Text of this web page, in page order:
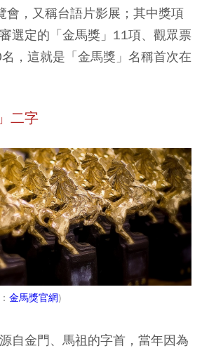
會，又稱台語片影展；其中獎項
選定的「金馬獎」11項、觀眾票
，這就是「金馬獎」名稱首次在
二字
金馬獎官網)
自金門、馬祖的字首，當年因為